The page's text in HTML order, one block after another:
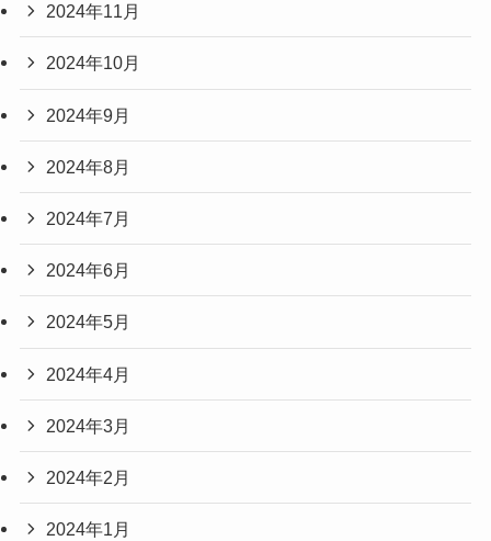
2024年11月
2024年10月
2024年9月
2024年8月
2024年7月
2024年6月
2024年5月
2024年4月
2024年3月
2024年2月
2024年1月